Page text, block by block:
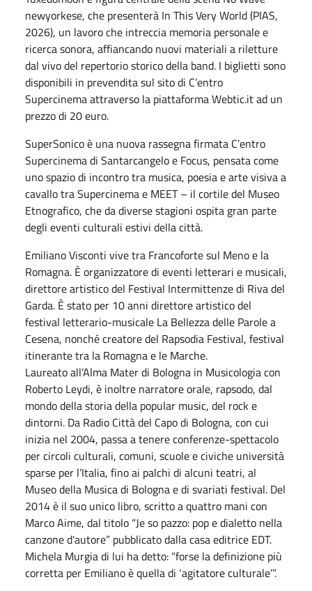
newyorkese, che presenterà In This Very World (PIAS,
2026), un lavoro che intreccia memoria personale e
ricerca sonora, affiancando nuovi materiali a riletture
dal vivo del repertorio storico della band. I biglietti sono
disponibili in prevendita sul sito di C’entro
Supercinema attraverso la piattaforma Webtic.it ad un
prezzo di 20 euro.
SuperSonico è una nuova rassegna firmata C’entro
Supercinema di Santarcangelo e Focus, pensata come
uno spazio di incontro tra musica, poesia e arte visiva a
cavallo tra Supercinema e MEET – il cortile del Museo
Etnografico, che da diverse stagioni ospita gran parte
degli eventi culturali estivi della città.
Emiliano Visconti vive tra Francoforte sul Meno e la
Romagna. È organizzatore di eventi letterari e musicali,
direttore artistico del Festival Intermittenze di Riva del
Garda. È stato per 10 anni direttore artistico del
festival letterario-musicale La Bellezza delle Parole a
Cesena, nonché creatore del Rapsodia Festival, festival
itinerante tra la Romagna e le Marche.
Laureato all’Alma Mater di Bologna in Musicologia con
Roberto Leydi, è inoltre narratore orale, rapsodo, dal
mondo della storia della popular music, del rock e
dintorni. Da Radio Città del Capo di Bologna, con cui
inizia nel 2004, passa a tenere conferenze-spettacolo
per circoli culturali, comuni, scuole e civiche università
sparse per l’Italia, fino ai palchi di alcuni teatri, al
Museo della Musica di Bologna e di svariati festival. Del
2014 è il suo unico libro, scritto a quattro mani con
Marco Aime, dal titolo “Je so pazzo: pop e dialetto nella
canzone d'autore” pubblicato dalla casa editrice EDT.
Michela Murgia di lui ha detto: “forse la definizione più
corretta per Emiliano è quella di ‘agitatore culturale’”.